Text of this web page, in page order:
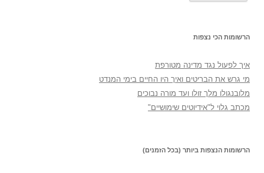
הרשומות הכי נצפות
איך לפעול נגד מדינה מטורפת
מי גרש את הבריטים ואיך היו החיים בימי המנדט
מלובנגולו מלך זולו ועד מורה נבוכים
מכתב גלוי ל"אידיוטים שימושיים"
הרשומות הנצפות ביותר (בכל הזמנים)